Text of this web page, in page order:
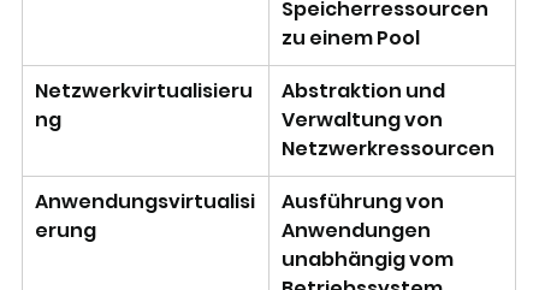
Speicherressourcen
zu einem Pool
Netzwerkvirtualisieru
ng
Abstraktion und
Verwaltung von
Netzwerkressourcen
Anwendungsvirtualisi
erung
Ausführung von
Anwendungen
unabhängig vom